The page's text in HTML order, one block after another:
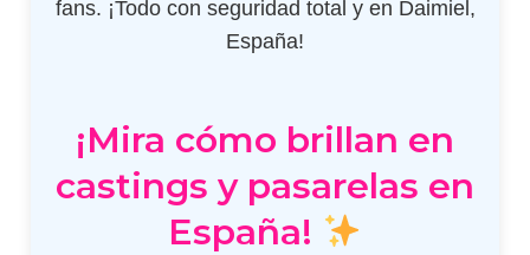
fans. ¡Todo con seguridad total y en Daimiel,
España!
¡Mira cómo brillan en
castings y pasarelas en
España!